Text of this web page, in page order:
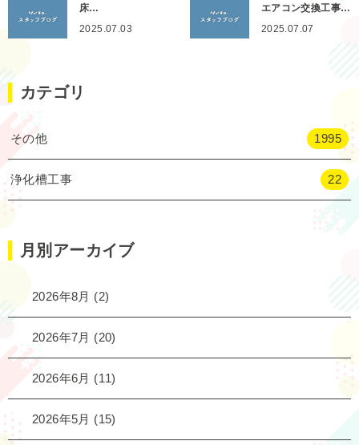
床…
2025.07.03
エアコン交換工事…
2025.07.07
カテゴリ
その他 1995
浄化槽工事 22
月別アーカイブ
2026年8月 (2)
2026年7月 (20)
2026年6月 (11)
2026年5月 (15)